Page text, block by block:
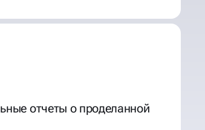
отчеты о проделанной